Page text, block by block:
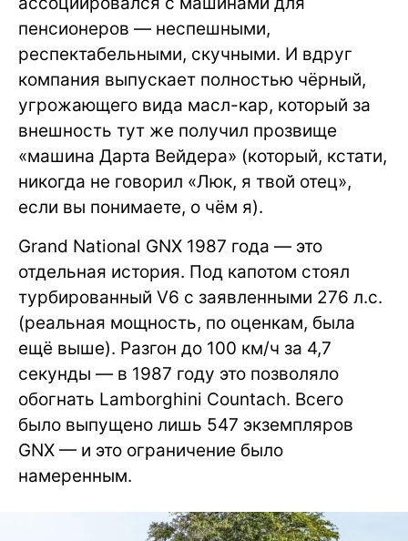
пенсионеров — неспешными,
респектабельными, скучными. И вдруг
компания выпускает полностью чёрный,
угрожающего вида масл-кар, который за
внешность тут же получил прозвище
«машина Дарта Вейдера» (который, кстати,
никогда не говорил «Люк, я твой отец»,
если вы понимаете, о чём я).
Grand National GNX 1987 года — это
отдельная история. Под капотом стоял
турбированный V6 с заявленными 276 л.с.
(реальная мощность, по оценкам, была
ещё выше). Разгон до 100 км/ч за 4,7
секунды — в 1987 году это позволяло
обогнать Lamborghini Countach. Всего
было выпущено лишь 547 экземпляров
GNX — и это ограничение было
намеренным.